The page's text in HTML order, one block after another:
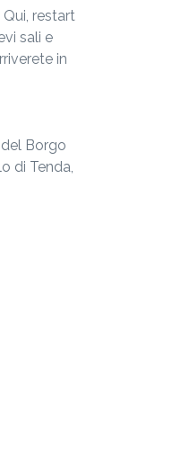
restart
sali e
in
Borgo
di Tenda,